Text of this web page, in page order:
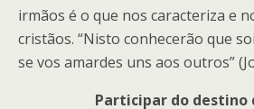
irmãos é o que nos caracteriza e
cristãos. “Nisto conhecerão que
se vos amardes uns aos outros”
Participar do destino